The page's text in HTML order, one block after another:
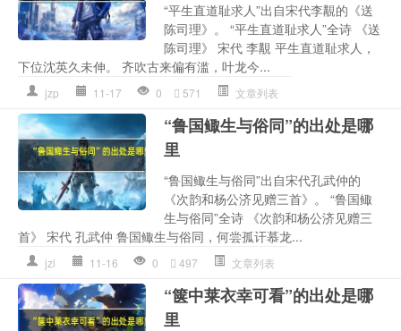
“平生直道耻求人”出自宋代李覯的《送
陈司理》。 “平生直道耻求人”全诗 《送
陈司理》 宋代 李覯 平生直道耻求人，
下位沈英久未伸。 齐吹古来偏有滥，叶龙今...
jzp 11-17 0 571 文章列表
“鲁国鲰生与俗同”的出处是哪
里
“鲁国鲰生与俗同”出自宋代孔武仲的
《次韵和杨公济见赠三首》。 “鲁国鲰
生与俗同”全诗 《次韵和杨公济见赠三
首》 宋代 孔武仲 鲁国鲰生与俗同，何尝孤讦慕龙...
jzl 11-16 0 497 文章列表
“箧中莱衣幸可看”的出处是哪
里